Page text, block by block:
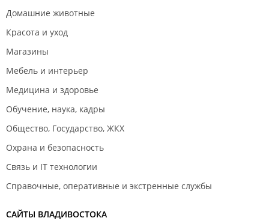
Домашние животные
Красота и уход
Магазины
Мебель и интерьер
Медицина и здоровье
Обучение, наука, кадры
Общество, Государство, ЖКХ
Охрана и безопасность
Связь и IT технологии
Справочные, оперативные и экстренные службы
САЙТЫ ВЛАДИВОСТОКА